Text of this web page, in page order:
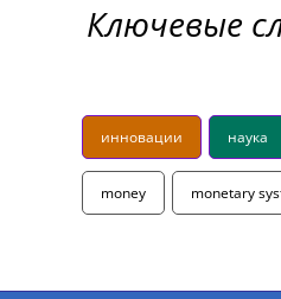
Ключевые
инновации наука
money monetary